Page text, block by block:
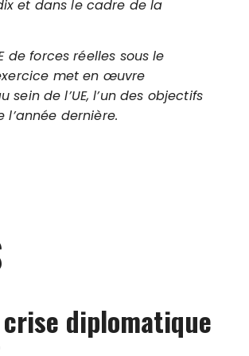
et dans le cadre de la
de forces réelles sous le
met en œuvre
de l’UE, l’un des objectifs
dernière.
crise diplomatique